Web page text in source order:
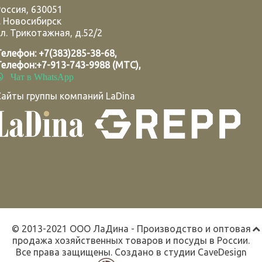
, 630051
Новосибирск
Трикотажная, д.52/2
+7(383)285-38-68,
+7-913-743-9988 (МТС),
Чат в WhatsApp
группы компаний LaDina
© 2013-2021 ООО ЛаДина - Производство и оптовая
продажа хозяйственных товаров и посуды в России.
Все права защищены. Создано в студии CaveDesign